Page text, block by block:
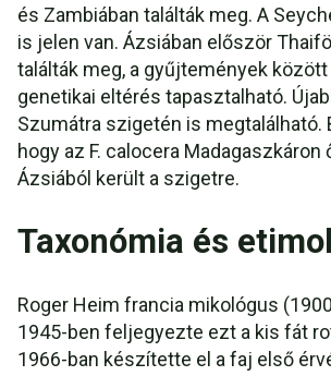
és Zambiában találták meg. A
is jelen van. Ázsiában először
találták meg, a gyűjtemények
genetikai eltérés tapasztalható.
Szumátra szigetén is megtalálható.
hogy az F. calocera Madagaszkáron
Ázsiából került a szigetre.
Taxonómia és
Roger Heim francia mikológus
1945-ben feljegyezte ezt a kis fát
1966-ban készítette el a faj első